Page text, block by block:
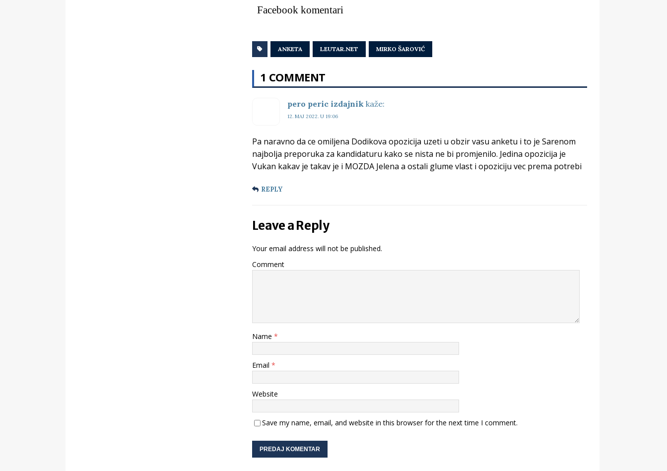
Facebook komentari
ANKETA LEUTAR.NET MIRKO ŠAROVIĆ
1 COMMENT
pero peric izdajnik kaže:
12. MAJ 2022. U 19:06
Pa naravno da ce omiljena Dodikova opozicija uzeti u obzir vasu anketu i to je Sarenom
najbolja preporuka za kandidaturu kako se nista ne bi promjenilo. Jedina opozicija je
Vukan kakav je takav je i MOZDA Jelena a ostali glume vlast i opoziciju vec prema potrebi
REPLY
Leave a Reply
Your email address will not be published.
Comment
Name *
Email *
Website
Save my name, email, and website in this browser for the next time I comment.